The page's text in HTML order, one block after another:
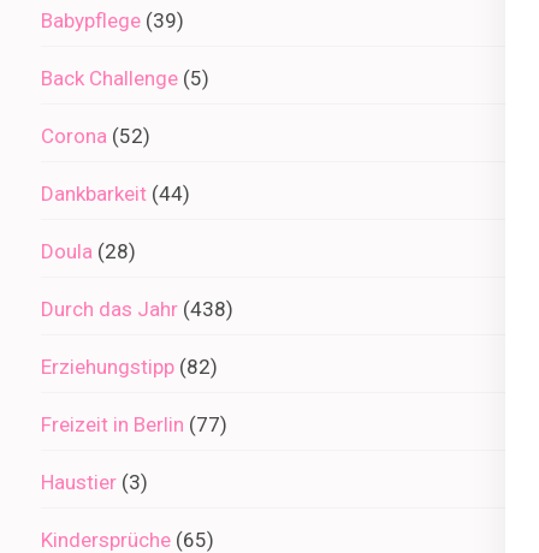
Babypflege (39)
Back Challenge (5)
Corona (52)
Dankbarkeit (44)
Doula (28)
Durch das Jahr (438)
Erziehungstipp (82)
Freizeit in Berlin (77)
Haustier (3)
Kindersprüche (65)